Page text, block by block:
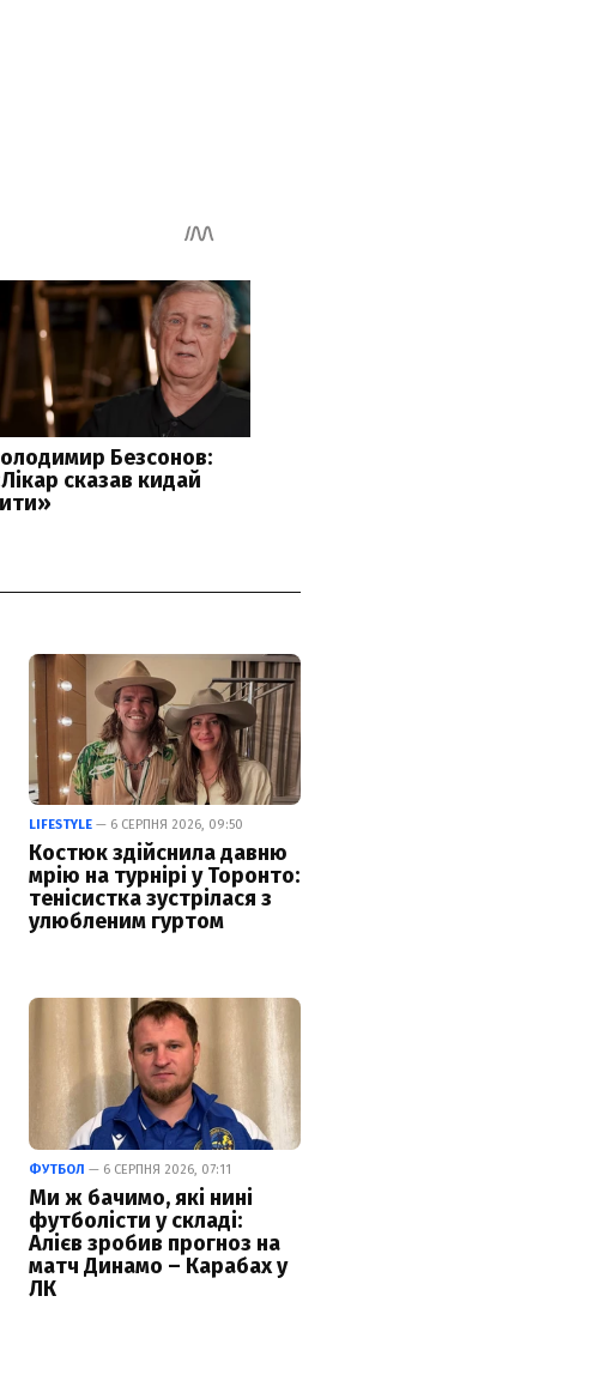
LIFESTYLE — 6 СЕРПНЯ 2026, 09:50
Костюк здійснила давню
мрію на турнірі у Торонто:
тенісистка зустрілася з
улюбленим гуртом
ФУТБОЛ — 6 СЕРПНЯ 2026, 07:11
Ми ж бачимо, які нині
футболісти у складі:
Алієв зробив прогноз на
матч Динамо – Карабах у
ЛК